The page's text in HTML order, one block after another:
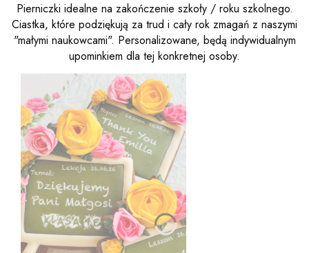
Pierniczki idealne na zakończenie szkoły / roku szkolnego.
Ciastka, które podziękują za trud i cały rok zmagań z naszymi
"małymi naukowcami". Personalizowane, będą indywidualnym
upominkiem dla tej konkretnej osoby.